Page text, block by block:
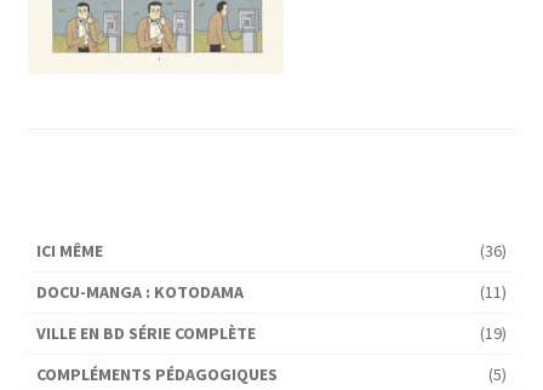
ICI MÊME
(36)
DOCU-MANGA : KOTODAMA
(11)
VILLE EN BD SÉRIE COMPLÈTE
(19)
COMPLÉMENTS PÉDAGOGIQUES
(5)